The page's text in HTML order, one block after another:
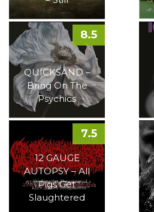
QUICKSAND –
Bring On The
Psychics
8.5
12 GAUGE
AUTOPSY – All
Pigs Get
Slaughtered
7.5